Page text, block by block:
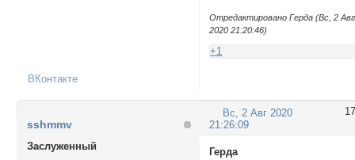
Отредактировано Герда (Вс, 2 Авг
2020 21:20:46)
+1
ВКонтакте
17
Вс, 2 Авг 2020
21:26:09
sshmmv
Заслуженный
Герда